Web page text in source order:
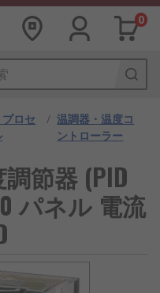
0
ロセ
/ 温調器・温度コ
ントローラー
節器 (PID
パネル 電流